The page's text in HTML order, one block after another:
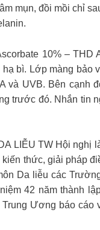
mụn, đồi mồi chỉ
10% – THD
bì. Lớp màng bảo
và UVB. Bên cạnh
trước đó. Nhắn tin
LIỄU TW Hội nghị
thức, giải pháp
Da liễu các
42 năm thành
Ương báo cáo